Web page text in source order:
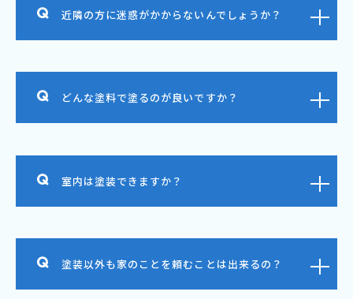
近隣の方に迷惑がかからないんでしょうか？
どんな塗料で塗るのが良いですか？
室内は塗装できますか？
塗装以外も家のことを頼むことは出来るの？